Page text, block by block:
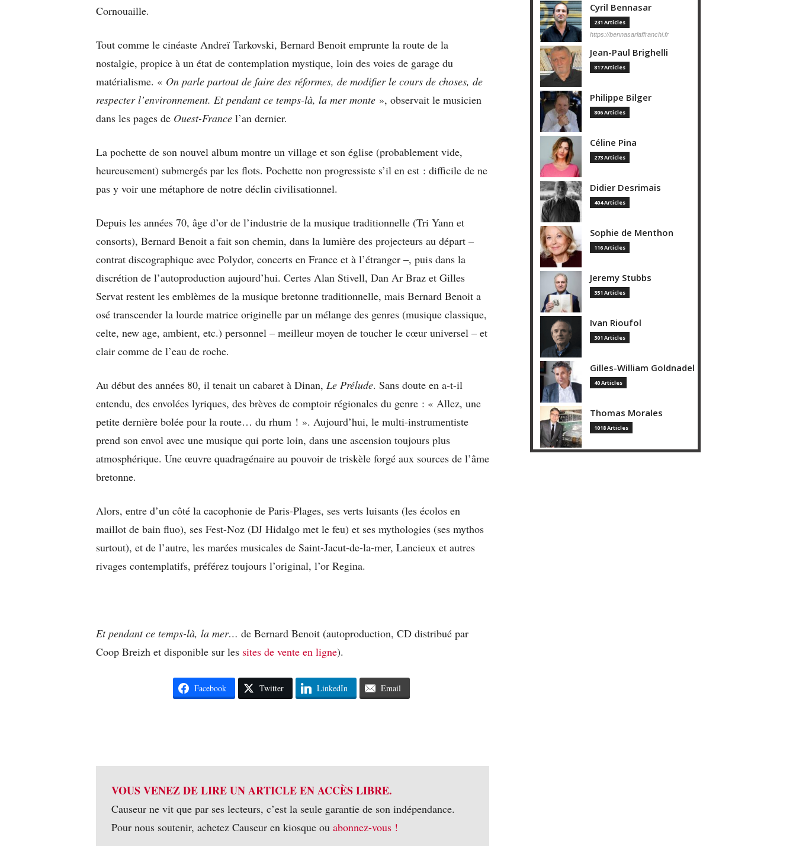
Cornouaille.
Tout comme le cinéaste Andreï Tarkovski, Bernard Benoit emprunte la route de la
nostalgie, propice à un état de contemplation mystique, loin des voies de garage du
matérialisme. « On parle partout de faire des réformes, de modifier le cours de choses, de
respecter l’environnement. Et pendant ce temps-là, la mer monte », observait le musicien
dans les pages de Ouest-France l’an dernier.
La pochette de son nouvel album montre un village et son église (probablement vide,
heureusement) submergés par les flots. Pochette non progressiste s’il en est : difficile de ne
pas y voir une métaphore de notre déclin civilisationnel.
Depuis les années 70, âge d’or de l’industrie de la musique traditionnelle (Tri Yann et
consorts), Bernard Benoit a fait son chemin, dans la lumière des projecteurs au départ –
contrat discographique avec Polydor, concerts en France et à l’étranger –, puis dans la
discrétion de l’autoproduction aujourd’hui. Certes Alan Stivell, Dan Ar Braz et Gilles
Servat restent les emblèmes de la musique bretonne traditionnelle, mais Bernard Benoit a
osé transcender la lourde matrice originelle par un mélange des genres (musique classique,
celte, new age, ambient, etc.) personnel – meilleur moyen de toucher le cœur universel – et
clair comme de l’eau de roche.
Au début des années 80, il tenait un cabaret à Dinan, Le Prélude. Sans doute en a-t-il
entendu, des envolées lyriques, des brèves de comptoir régionales du genre : « Allez, une
petite dernière bolée pour la route… du rhum ! ». Aujourd’hui, le multi-instrumentiste
prend son envol avec une musique qui porte loin, dans une ascension toujours plus
atmosphérique. Une œuvre quadragénaire au pouvoir de triskèle forgé aux sources de l’âme
bretonne.
Alors, entre d’un côté la cacophonie de Paris-Plages, ses verts luisants (les écolos en
maillot de bain fluo), ses Fest-Noz (DJ Hidalgo met le feu) et ses mythologies (ses mythos
surtout), et de l’autre, les marées musicales de Saint-Jacut-de-la-mer, Lancieux et autres
rivages contemplatifs, préférez toujours l’original, l’or Regina.
Et pendant ce temps-là, la mer… de Bernard Benoit (autoproduction, CD distribué par
Coop Breizh et disponible sur les sites de vente en ligne).
Facebook Twitter LinkedIn Email
VOUS VENEZ DE LIRE UN ARTICLE EN ACCÈS LIBRE.
Causeur ne vit que par ses lecteurs, c’est la seule garantie de son indépendance.
Pour nous soutenir, achetez Causeur en kiosque ou abonnez-vous !
Cyril Bennasar
231 Articles
https://bennasarlaffranchi.fr
Jean-Paul Brighelli
817 Articles
Philippe Bilger
806 Articles
Céline Pina
273 Articles
Didier Desrimais
404 Articles
Sophie de Menthon
116 Articles
Jeremy Stubbs
351 Articles
Ivan Rioufol
301 Articles
Gilles-William Goldnadel
40 Articles
Thomas Morales
1018 Articles